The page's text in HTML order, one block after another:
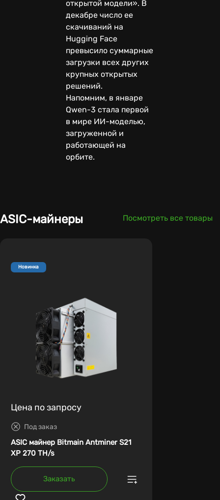
открытой модели». В
декабре число ее
скачиваний на
Hugging Face
превысило суммарные
загрузки всех других
крупных открытых
решений.
Напомним, в январе
Qwen-3 стала первой
в мире ИИ-моделью,
загруженной и
работающей на
орбите.
ASIC-майнеры Посмотреть все товары
Новинка
Цена по запросу
Под заказ
ASIC майнер Bitmain Antminer S21
XP 270 TH/s
Заказать